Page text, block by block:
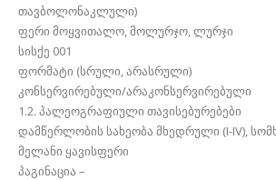
თავბოლონაკლული)
ფერი მოყვითალო, მოლურჯო, ლურჯი
სისქე 001
ფორმატი (სრული, არასრული)
კონსერვირებული/არაკონსერვირებული
1.2. პალეოგრაფიული თავისებურებები
დამწერლობის სახეობა მხედრული (I-IV),
მელანი ყავისფერი
პაგინაცია –